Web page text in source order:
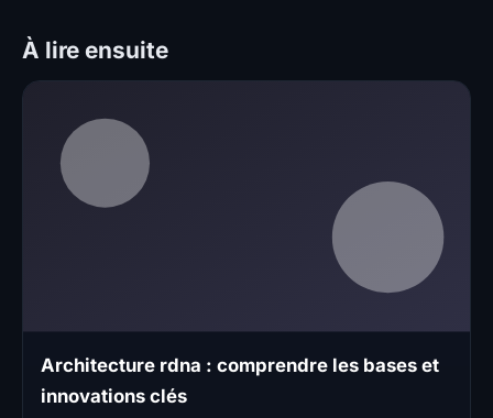
À lire ensuite
Architecture rdna : comprendre les bases et
innovations clés